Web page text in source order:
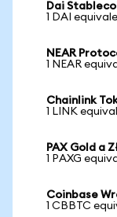
Dai
1 DAI
NEAR
1 NEAR
Chainlink
1 LINK
PAX Gold a
1 PAXG
Coinbase
1 CBBTC